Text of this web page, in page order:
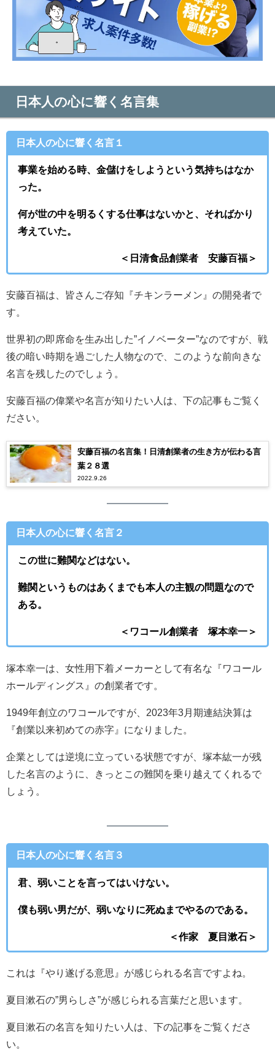
日本人の心に響く名言集
日本人の心に響く名言１
事業を始める時、金儲けをしようという気持ちはなか
った。
何が世の中を明るくする仕事はないかと、そればかり
考えていた。
＜日清食品創業者 安藤百福＞
安藤百福は、皆さんご存知『チキンラーメン』の開発者で
す。
世界初の即席命を生み出した”イノベーター”なのですが、戦
後の暗い時期を過ごした人物なので、このような前向きな
名言を残したのでしょう。
安藤百福の偉業や名言が知りたい人は、下の記事もご覧く
ださい。
安藤百福の名言集！日清創業者の生き方が伝わる言
葉２８選
2022.9.26
日本人の心に響く名言２
この世に難関などはない。
難関というものはあくまでも本人の主観の問題なので
ある。
＜ワコール創業者 塚本幸一＞
塚本幸一は、女性用下着メーカーとして有名な『ワコール
ホールディングス』の創業者です。
1949年創立のワコールですが、2023年3月期連結決算は
『創業以来初めての赤字』になりました。
企業としては逆境に立っている状態ですが、塚本紘一が残
した名言のように、きっとこの難関を乗り越えてくれるで
しょう。
日本人の心に響く名言３
君、弱いことを言ってはいけない。
僕も弱い男だが、弱いなりに死ぬまでやるのである。
＜作家 夏目漱石＞
これは『やり遂げる意思』が感じられる名言ですよね。
夏目漱石の”男らしさ”が感じられる言葉だと思います。
夏目漱石の名言を知りたい人は、下の記事をご覧くださ
い。